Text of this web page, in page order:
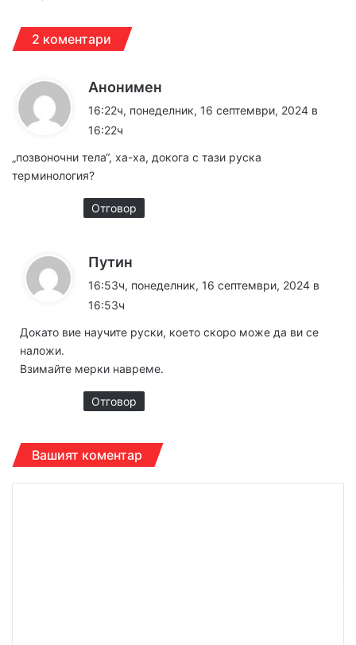
2 коментари
Анонимен
:
16:22ч, понеделник, 16 септември, 2024 в
16:22ч
„позвоночни тела“, ха-ха, докога с тази руска
терминология?
Отговор
Путин
:
16:53ч, понеделник, 16 септември, 2024 в
16:53ч
Докато вие научите руски, което скоро може да ви се
наложи.
Взимайте мерки навреме.
Отговор
Вашият коментар